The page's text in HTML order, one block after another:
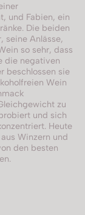
und Fabien, ein
Die beiden
seine Anlässe,
so sehr, dass
die negativen
beschlossen sie
Wein
zu
und sich
Heute
Winzern und
den besten